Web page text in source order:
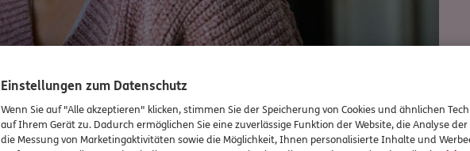
Einstellungen zum Datenschutz
Wenn Sie auf "Alle akzeptieren" klicken, stimmen Sie der Speicherung von Cookies und ähnlichen
auf Ihrem Gerät zu. Dadurch ermöglichen Sie eine zuverlässige Funktion der Website, die Analyse
die Messung von Marketingaktivitäten sowie die Möglichkeit, Ihnen personalisierte Inhalte und